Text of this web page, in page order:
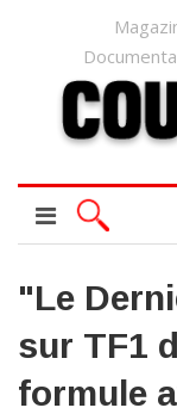
"Le
sur TF1
formule